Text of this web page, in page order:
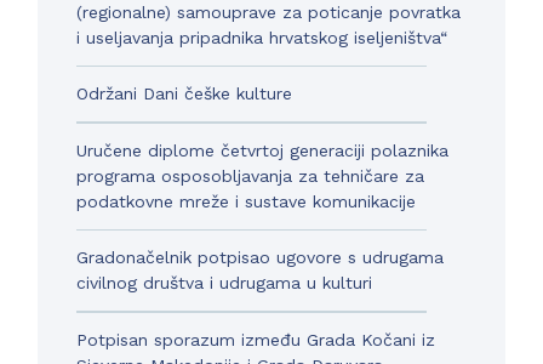
(regionalne) samouprave za poticanje povratka
i useljavanja pripadnika hrvatskog iseljeništva“
Održani Dani češke kulture
Uručene diplome četvrtoj generaciji polaznika
programa osposobljavanja za tehničare za
podatkovne mreže i sustave komunikacije
Gradonačelnik potpisao ugovore s udrugama
civilnog društva i udrugama u kulturi
Potpisan sporazum između Grada Kočani iz